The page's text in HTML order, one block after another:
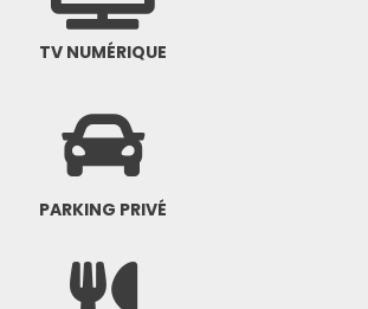
TV NUMÉRIQUE
PARKING PRIVÉ